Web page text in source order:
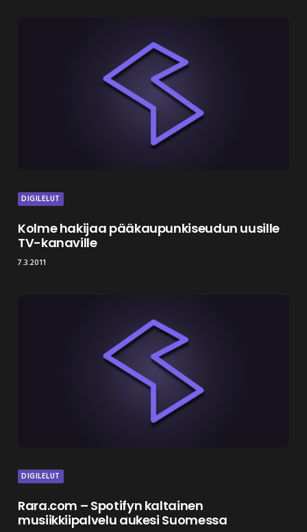
DIGILELUT
Kolme hakijaa pääkaupunkiseudun uusille
TV-kanaville
7.3.2011
DIGILELUT
Rara.com – Spotifyn kaltainen
musiikkiipalvelu aukesi Suomessa